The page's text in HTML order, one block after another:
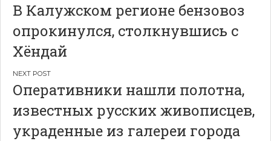
по
записям
В Калужском регионе бензовоз
опрокинулся, столкнувшись с
Хёндай
Оперативники нашли полотна,
известных русских живописцев,
украденные из галереи города